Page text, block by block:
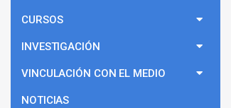
CURSOS
INVESTIGACIÓN
VINCULACIÓN CON EL MEDIO
NOTICIAS